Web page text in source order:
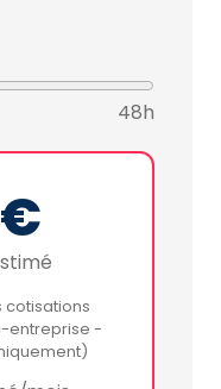
48h
cotisations
entreprise -